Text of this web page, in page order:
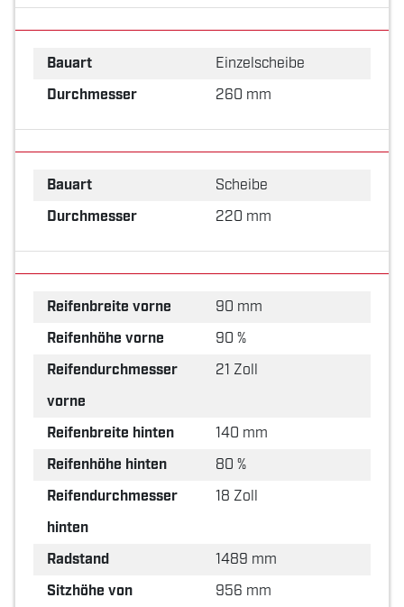
Bauart
Einzelscheibe
Durchmesser
260 mm
Bauart
Scheibe
Durchmesser
220 mm
Reifenbreite vorne
90 mm
Reifenhöhe vorne
90 %
Reifendurchmesser
vorne
21 Zoll
Reifenbreite hinten
140 mm
Reifenhöhe hinten
80 %
Reifendurchmesser
hinten
18 Zoll
Radstand
1489 mm
Sitzhöhe von
956 mm